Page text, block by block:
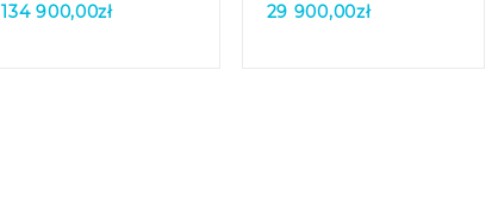
134 900,00zł 29 900,00zł